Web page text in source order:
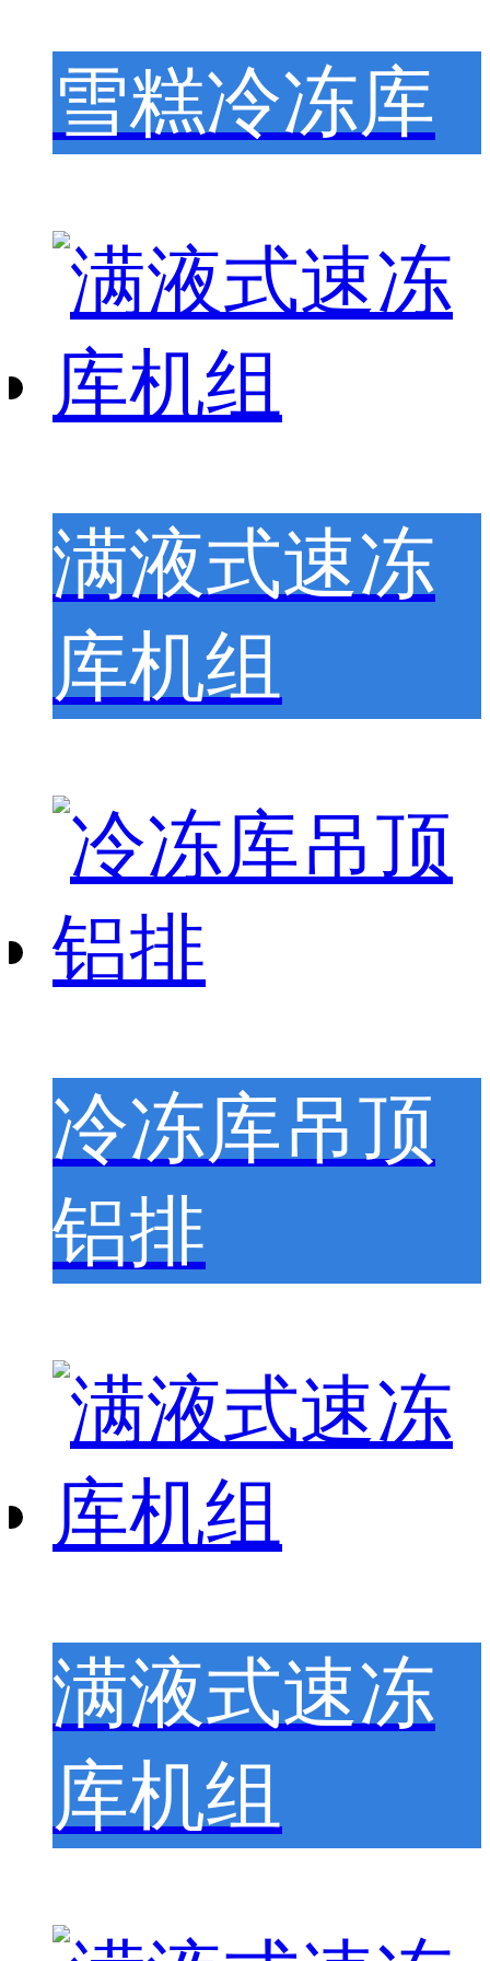
雪糕冷冻库
满液式速冻
库机组
冷冻库吊顶
铝排
满液式速冻
库机组